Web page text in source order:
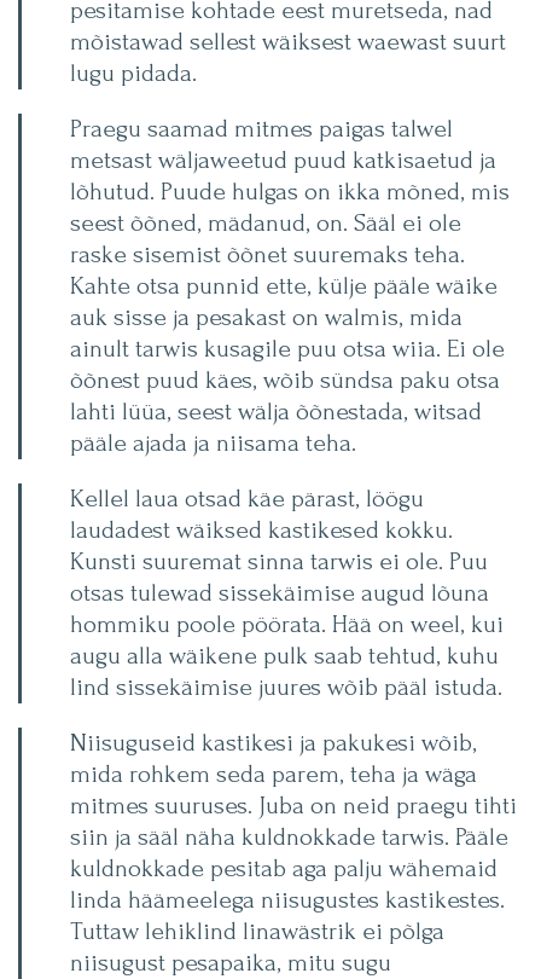
pesitamise kohtade eest muretseda, nad
mõistawad sellest wäiksest waewast suurt
lugu pidada.
Praegu saamad mitmes paigas talwel
metsast wäljaweetud puud katkisaetud ja
lõhutud. Puude hulgas on ikka mõned, mis
seest õõned, mädanud, on. Sääl ei ole
raske sisemist õõnet suuremaks teha.
Kahte otsa punnid ette, külje pääle wäike
auk sisse ja pesakast on walmis, mida
ainult tarwis kusagile puu otsa wiia. Ei ole
õõnest puud käes, wõib sündsa paku otsa
lahti lüüa, seest wälja õõnestada, witsad
pääle ajada ja niisama teha.
Kellel laua otsad käe pärast, löögu
laudadest wäiksed kastikesed kokku.
Kunsti suuremat sinna tarwis ei ole. Puu
otsas tulewad sissekäimise augud lõuna
hommiku poole pöörata. Hää on weel, kui
augu alla wäikene pulk saab tehtud, kuhu
lind sissekäimise juures wõib pääl istuda.
Niisuguseid kastikesi ja pakukesi wõib,
mida rohkem seda parem, teha ja wäga
mitmes suuruses. Juba on neid praegu tihti
siin ja sääl näha kuldnokkade tarwis. Pääle
kuldnokkade pesitab aga palju wähemaid
linda häämeelega niisugustes kastikestes.
Tuttaw lehiklind linawästrik ei põlga
niisugust pesapaika, mitu sugu